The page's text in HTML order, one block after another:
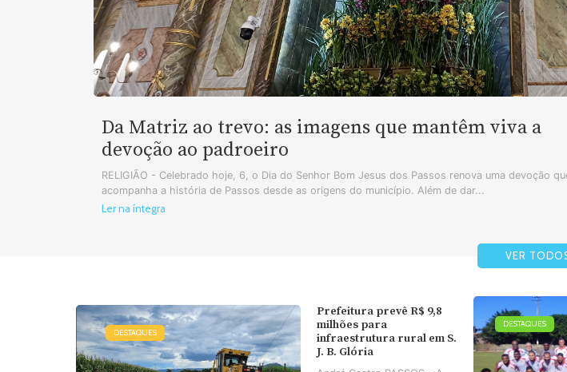
Da Matriz ao trevo: as imagens que mantêm viva a
devoção ao padroeiro
RELIGIÃO - Celebrado hoje, 6, o Dia do Senhor Bom Jesus dos Passos renova uma devoção
acompanha a história de Passos desde as origens do município. Além de dar...
Ler na íntegra
VER
DESTAQUES
Prefeitura prevê R$ 9,8
milhões para
infraestrutura rural em S.
J. B. Glória
DESTAQUES